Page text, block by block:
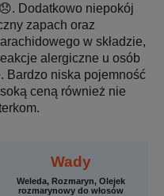
Dodatkowo niepokój
zapach oraz
w składzie,
alergiczne u osób
Bardzo niska pojemność
ceną również nie
Wady
Weleda, Rozmaryn, Olejek
rozmarynowy do włosów